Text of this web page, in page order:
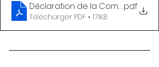
Déclaration de la Commission
.pdf
Télécharger PDF • 171KB